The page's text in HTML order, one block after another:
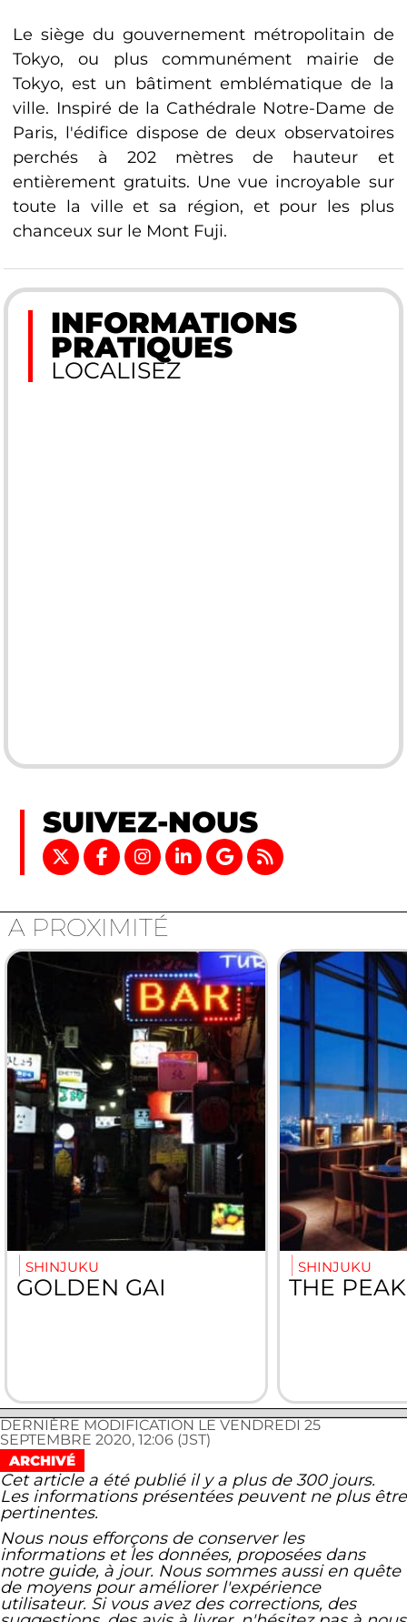
Le siège du gouvernement métropolitain de
Tokyo, ou plus communément mairie de
Tokyo, est un bâtiment emblématique de la
ville. Inspiré de la Cathédrale Notre-Dame de
Paris, l'édifice dispose de deux observatoires
perchés à 202 mètres de hauteur et
entièrement gratuits. Une vue incroyable sur
toute la ville et sa région, et pour les plus
chanceux sur le Mont Fuji.
INFORMATIONS
PRATIQUES
LOCALISEZ
SUIVEZ-NOUS
A PROXIMITÉ
SHINJUKU
GOLDEN GAI
SHINJUKU
THE
DERNIÈRE MODIFICATION LE VENDREDI 25
SEPTEMBRE 2020, 12:06 (JST)
ARCHIVÉ
Cet article a été publié il y a plus de 300 jours.
Les informations présentées peuvent ne plus être
pertinentes.
Nous nous efforçons de conserver les
informations et les données, proposées dans
notre guide, à jour. Nous sommes aussi en quête
de moyens pour améliorer l'expérience
utilisateur. Si vous avez des corrections, des